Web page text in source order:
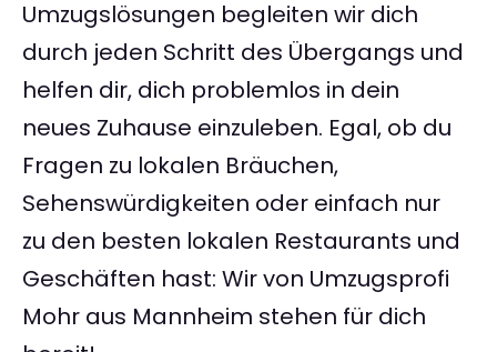
Umzugslösungen begleiten wir dich
durch jeden Schritt des Übergangs und
helfen dir, dich problemlos in dein
neues Zuhause einzuleben. Egal, ob du
Fragen zu lokalen Bräuchen,
Sehenswürdigkeiten oder einfach nur
zu den besten lokalen Restaurants und
Geschäften hast: Wir von Umzugsprofi
Mohr aus Mannheim stehen für dich